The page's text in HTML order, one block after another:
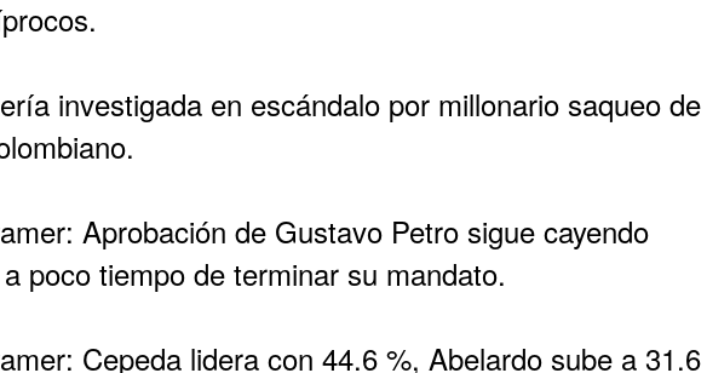
investigada en escándalo por millonario saqueo de
Aprobación de Gustavo Petro sigue cayendo
poco tiempo de terminar su mandato.
Cepeda lidera con 44.6 %, Abelardo sube a 31.6